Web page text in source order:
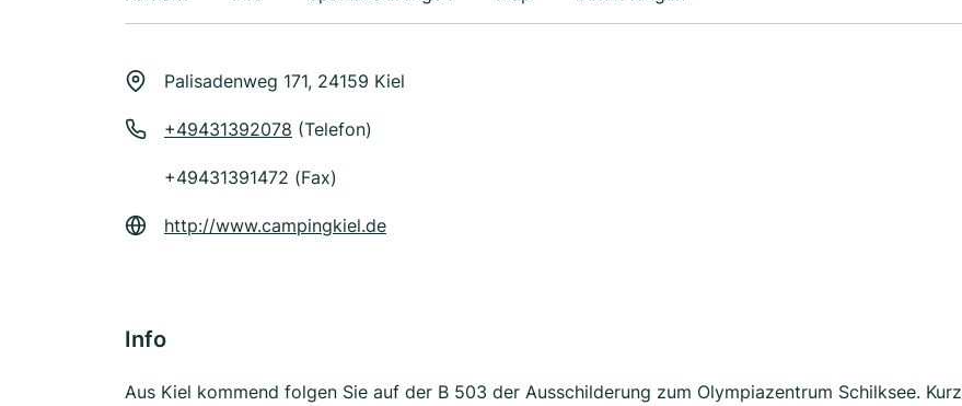
Palisadenweg 171, 24159 Kiel
+49431392078 (Telefon)
+49431391472 (Fax)
http://www.campingkiel.de
Info
Aus Kiel kommend folgen Sie auf der B 503 der Ausschilderung zum Olympiazentrum Schilksee. Kurz